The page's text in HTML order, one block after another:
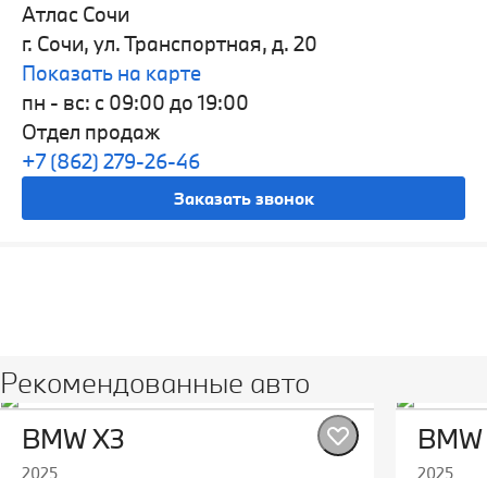
Атлас Сочи
г. Сочи, ул. Транспортная, д. 20
Показать на карте
пн - вс: с 09:00 до 19:00
Отдел продаж
+7 (862) 279-26-46
Заказать звонок
Рекомендованные авто
BMW X3
2025 2025